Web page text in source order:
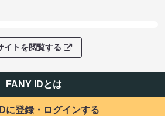
イトを閲覧する
FANY IDとは
に登録・ログインする